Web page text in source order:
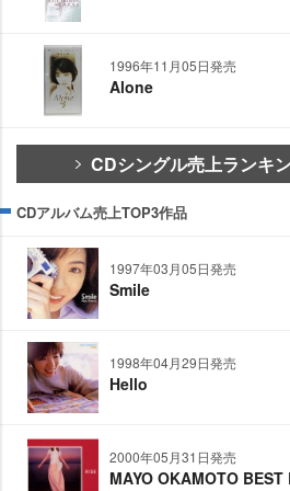
1996年11月05日発売
Alone
CDシングル売上ランキ
CDアルバム売上TOP3作品
1997年03月05日発売
Smile
1998年04月29日発売
Hello
2000年05月31日発売
MAYO OKAMOTO BEST